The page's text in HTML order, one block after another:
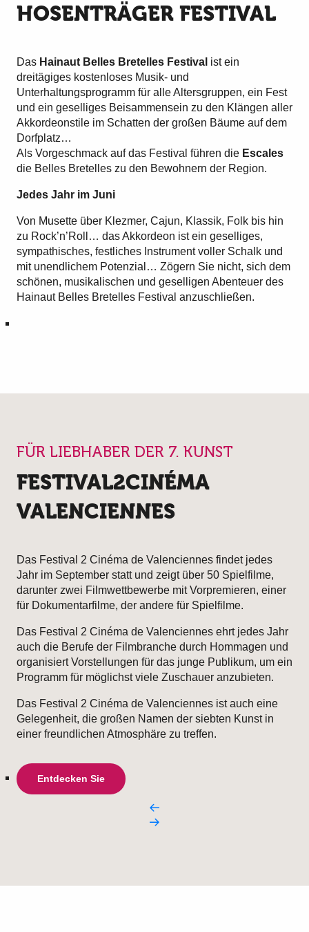
HOSENTRÄGER FESTIVAL
Das Hainaut Belles Bretelles Festival ist ein
dreitägiges kostenloses Musik- und
Unterhaltungsprogramm für alle Altersgruppen, ein Fest
und ein geselliges Beisammensein zu den Klängen aller
Akkordeonstile im Schatten der großen Bäume auf dem
Dorfplatz…
Als Vorgeschmack auf das Festival führen die Escales
die Belles Bretelles zu den Bewohnern der Region.
Jedes Jahr im Juni
Von Musette über Klezmer, Cajun, Klassik, Folk bis hin
zu Rock’n’Roll… das Akkordeon ist ein geselliges,
sympathisches, festliches Instrument voller Schalk und
mit unendlichem Potenzial… Zögern Sie nicht, sich dem
schönen, musikalischen und geselligen Abenteuer des
Hainaut Belles Bretelles Festival anzuschließen.
FÜR LIEBHABER DER 7. KUNST
FESTIVAL2CINÉMA
VALENCIENNES
Das Festival 2 Cinéma de Valenciennes findet jedes
Jahr im September statt und zeigt über 50 Spielfilme,
darunter zwei Filmwettbewerbe mit Vorpremieren, einer
für Dokumentarfilme, der andere für Spielfilme.
Das Festival 2 Cinéma de Valenciennes ehrt jedes Jahr
auch die Berufe der Filmbranche durch Hommagen und
organisiert Vorstellungen für das junge Publikum, um ein
Programm für möglichst viele Zuschauer anzubieten.
Das Festival 2 Cinéma de Valenciennes ist auch eine
Gelegenheit, die großen Namen der siebten Kunst in
einer freundlichen Atmosphäre zu treffen.
Entdecken Sie